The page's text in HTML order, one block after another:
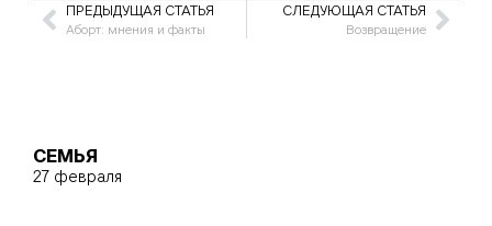
ПРЕДЫДУЩАЯ СТАТЬЯ
Аборт: мнения и факты
СЛЕДУЮЩАЯ СТАТЬЯ
Возвращение
СЕМЬЯ
27 февраля